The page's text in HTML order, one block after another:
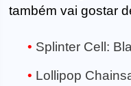
também vai gostar
Splinter Cell:
Lollipop